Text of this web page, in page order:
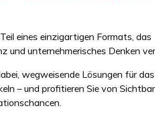
eines einzigartigen Formats, das
und unternehmerisches Denken
wegweisende Lösungen für das
– und profitieren Sie von